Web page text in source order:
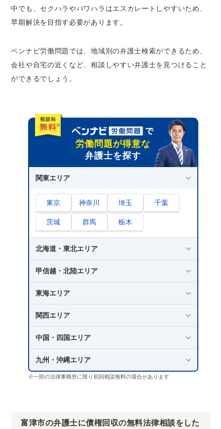
中でも、セクハラやパワハラはエスカレートしやすいため、
早期解決を目指す必要があります。
ベンナビ労働問題では、地域別の弁護士検索ができるため、
会社や自宅の近くなど、相談しやすい弁護士を見つけること
ができるでしょう。
労働問題が得意な
弁護士を探す
関東エリア
東京 神奈川 埼玉 千葉
茨城 群馬 栃木
北海道・東北エリア
甲信越・北陸エリア
東海エリア
関西エリア
中国・四国エリア
九州・沖縄エリア
※一部の法律事務所に限り初回相談無料の場合があります
富津市の弁護士に債権回収の無料法律相談をした